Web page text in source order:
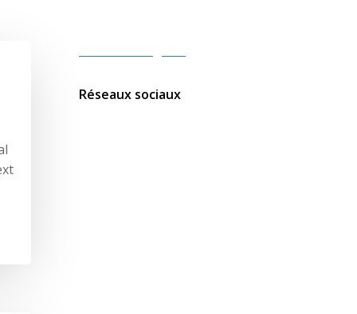
Réseaux sociaux